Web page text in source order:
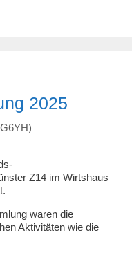
2025
Z14 im Wirtshaus
waren die
Aktivitäten wie die